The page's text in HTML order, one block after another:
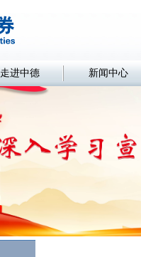
走进中德 新闻中心